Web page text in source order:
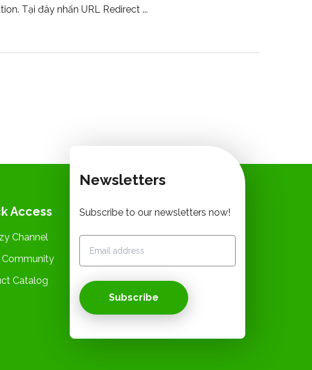
. Tại đây nhấn URL Redirect ...
Newsletters
Subscribe to our newsletters now!
Subscribe
Access
Channel
Community
Catalog